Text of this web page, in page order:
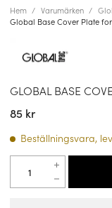
Hem Varumärken
Global Base Cover Plate
GLOBAL BASE
85 kr
Beställningsvara,